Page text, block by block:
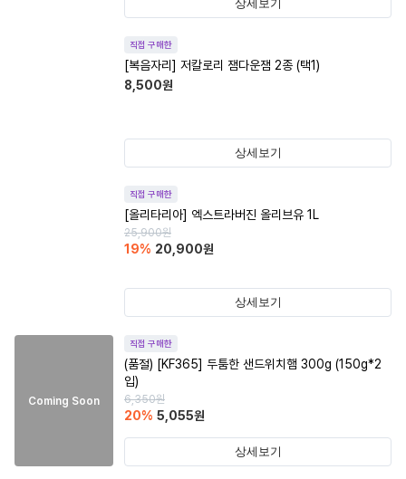
상세보기
직접 구매한
[복음자리] 저칼로리 잼다운잼 2종 (택1)
8,500원
상세보기
직접 구매한
[올리타리아] 엑스트라버진 올리브유 1L
25,900원
19% 20,900원
상세보기
Coming Soon
직접 구매한
(품절) [KF365] 두툼한 샌드위치햄 300g (150g*2
입)
6,350원
20% 5,055원
상세보기